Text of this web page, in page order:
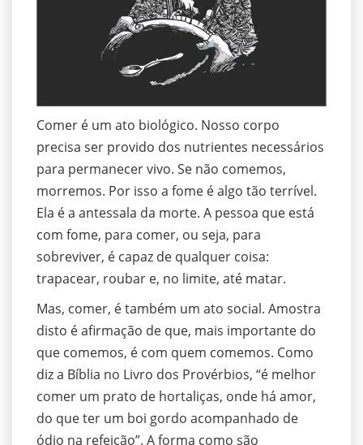
Comer é um ato biológico. Nosso corpo
precisa ser provido dos nutrientes necessários
para permanecer vivo. Se não comemos,
morremos. Por isso a fome é algo tão terrível.
Ela é a antessala da morte. A pessoa que está
com fome, para comer, ou seja, para
sobreviver, é capaz de qualquer coisa:
trapacear, roubar e, no limite, até matar.
Mas, comer, é também um ato social. Amostra
disto é afirmação de que, mais importante do
que comemos, é com quem comemos. Como
diz a Bíblia no Livro dos Provérbios, “é melhor
comer um prato de hortaliças, onde há amor,
do que ter um boi gordo acompanhado de
ódio na refeição”. A forma como são